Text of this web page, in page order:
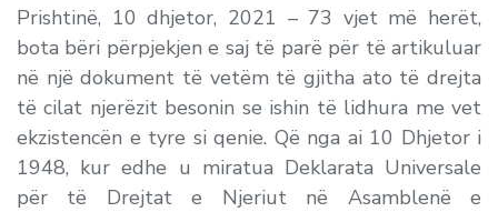
Prishtinë, 10 dhjetor, 2021 – 73 vjet më herët,
bota bëri përpjekjen e saj të parë për të artikuluar
në një dokument të vetëm të gjitha ato të drejta
të cilat njerëzit besonin se ishin të lidhura me vet
ekzistencën e tyre si qenie. Që nga ai 10 Dhjetor i
1948, kur edhe u miratua Deklarata Universale
për të Drejtat e Njeriut në Asamblenë e